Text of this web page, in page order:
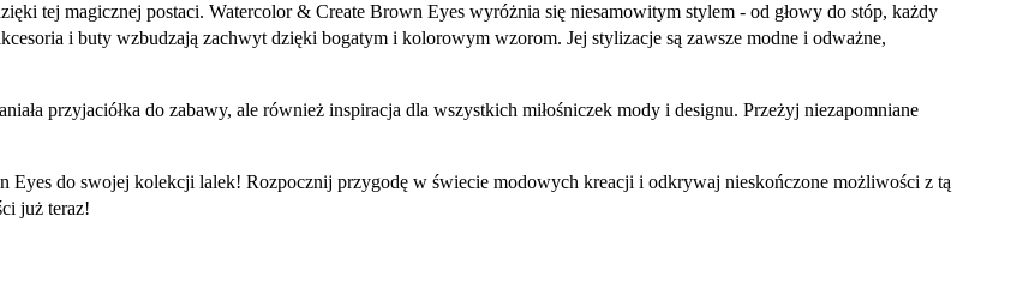
tej magicznej postaci. Watercolor & Create Brown Eyes wyróżnia się niesamowitym stylem - od głowy do stóp, każdy
i buty wzbudzają zachwyt dzięki bogatym i kolorowym wzorom. Jej stylizacje są zawsze modne i odważne,
przyjaciółka do zabawy, ale również inspiracja dla wszystkich miłośniczek mody i designu. Przeżyj niezapomniane
do swojej kolekcji lalek! Rozpocznij przygodę w świecie modowych kreacji i odkrywaj nieskończone możliwości z tą
już teraz!